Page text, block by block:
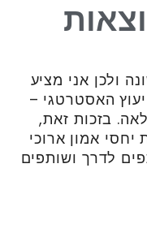
ולכן אני מציע
האסטרטגי –
בזכות זאת,
אמון ארוכי
לדרך ושותפים